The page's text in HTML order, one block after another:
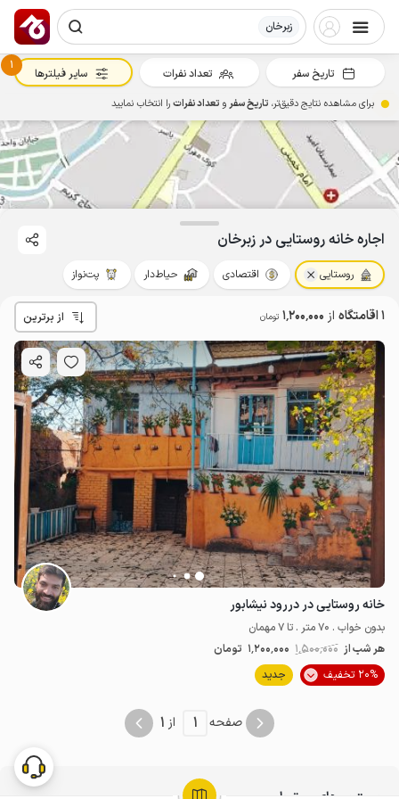
زبرخان
اجاره خانه روستایی در زبرخان
روستایی اقتصادی حیاط‌دار پت‌نواز
1 اقامتگاه از 1٬200٬000 تومان از برترین
خانه روستایی در دررود نیشابور
بدون خواب . 70 متر . تا 7 مهمان
هر شب از 1٬500٬000 1٬200٬000 تومان
20% تخفیف
جدید
صفحه 1 از 1
تاریخ سفر تعداد نفرات
1
سایر فیلترها
برای مشاهده نتایج دقیق‌تر، تاریخ سفرو تعداد نفراترا انتخاب نمایید